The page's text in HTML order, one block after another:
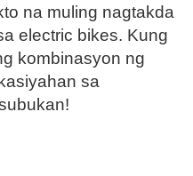
na muling nagtakda
electric bikes. Kung
kombinasyon ng
sa